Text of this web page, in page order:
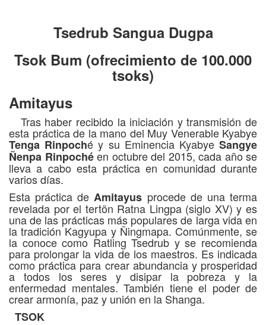
Tsedrub Sangua Dugpa
Tsok Bum (ofrecimiento de 100.000
tsoks)
Amitayus
Tras haber recibido la iniciación y transmisión de
esta práctica de la mano del Muy Venerable Kyabye
Tenga Rinpoché y su Eminencia KyabyeSangye
Ñenpa Rinpochéen octubre del 2015, cada año se
lleva a cabo esta práctica en comunidad durante
varios días.
Esta práctica de Amitayus procede de una terma
revelada por el tertön Ratna Lingpa (siglo XV) y es
una de las prácticas más populares de larga vida en
la tradición Kagyupa y Ñingmapa. Comúnmente, se
la conoce como Ratling Tsedrub y se recomienda
para prolongar la vida de los maestros. Es indicada
como práctica para crear abundancia y prosperidad
a todos los seres y disipar la pobreza y la
enfermedad mentales. También tiene el poder de
crear armonía, paz y unión en la Shanga.
TSOK